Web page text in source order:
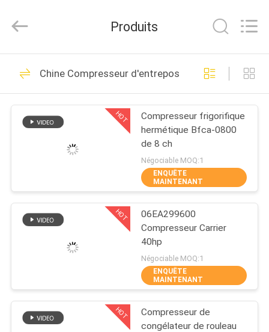
MAISON
PRODUITS
AU
SUJET
VISITE
D'USINE
Reserved.
condenseur de
réfrigération
118
Petite unité de
condensation
16
Produits
Chine Compresseur d'entreposage au froid
HOT
Compresseur frigorifique
hermétique Bfca-0800
de 8 ch
Négociable MOQ:1
ENQUÊTE
MAINTENANT
HOT
06EA299600
Compresseur Carrier
40hp
Négociable MOQ:1
ENQUÊTE
MAINTENANT
HOT
Compresseur de
congélateur de rouleau